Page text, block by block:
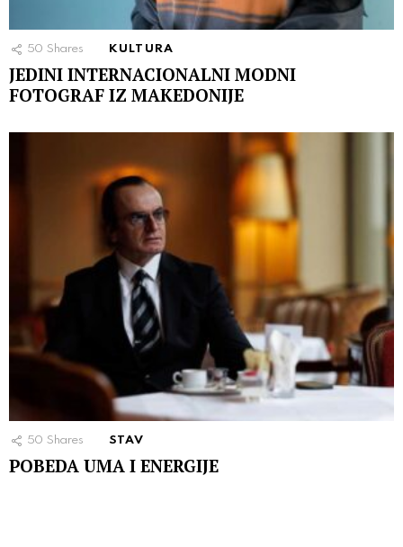
50 Shares KULTURA
JEDINI INTERNACIONALNI MODNI
FOTOGRAF IZ MAKEDONIJE
50 Shares STAV
POBEDA UMA I ENERGIJE